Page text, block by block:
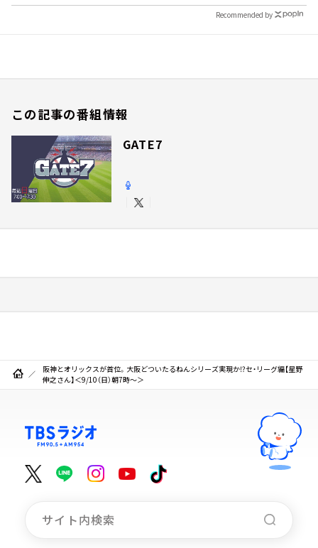
Recommended by
この記事の番組情報
GATE7
阪神とオリックスが首位。大阪どついたるねんシリーズ実現か⁉セ・リーグ編【星野
伸之さん】＜9/10（日）朝7時～＞